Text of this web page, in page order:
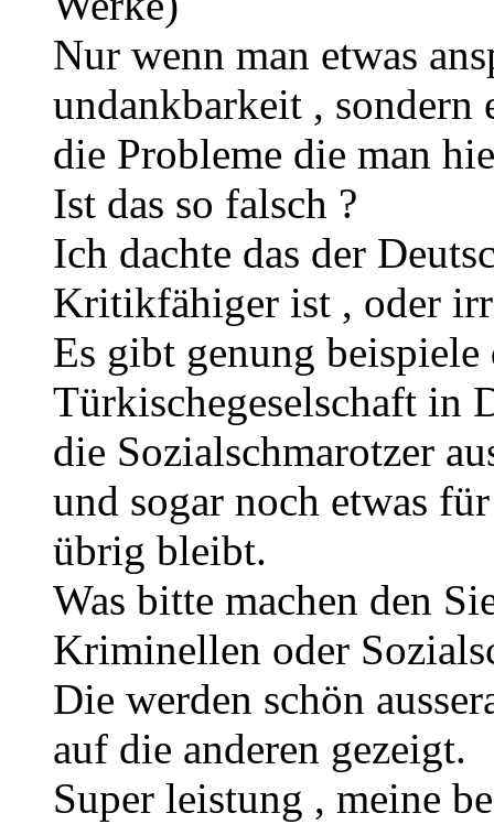
Nur wenn man etwas
undankbarkeit , sondern
die Probleme die man
Ist das so falsch ?
Ich dachte das der
Kritikfähiger ist , oder
Es gibt genung beispiele
Türkischegeselschaft in
die Sozialschmarotzer
und sogar noch etwas
übrig bleibt.
Was bitte machen den
Kriminellen oder
Die werden schön
auf die anderen gezeigt.
Super leistung , meine